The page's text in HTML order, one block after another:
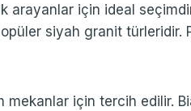
arayanlar için ideal
siyah granit türleridir.
mekanlar için tercih edilir.